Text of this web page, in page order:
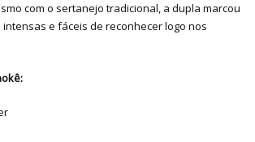
com o sertanejo tradicional, a dupla marcou
intensas e fáceis de reconhecer logo nos